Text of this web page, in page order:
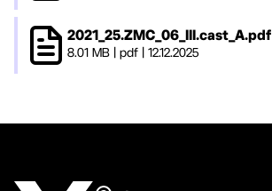
2021_25.ZMC_06_III.cast_A.pdf
8.01 MB pdf 12.12.2025